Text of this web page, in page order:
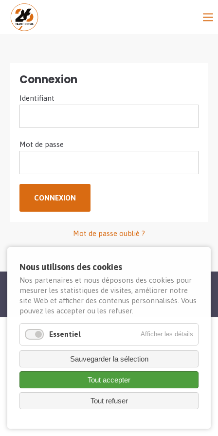
Connexion
Identifiant
Mot de passe
CONNEXION
Mot de passe oublié ?
2026 © Team 26. Tous droits réservés.
Cookies
Nous utilisons des cookies
Nos partenaires et nous déposons des cookies pour
mesurer les statistiques de visites, améliorer notre
site Web et afficher des contenus personnalisés. Vous
pouvez les accepter ou les refuser.
Essentiel Afficher les détails
Sauvegarder la sélection
Tout accepter
Tout refuser